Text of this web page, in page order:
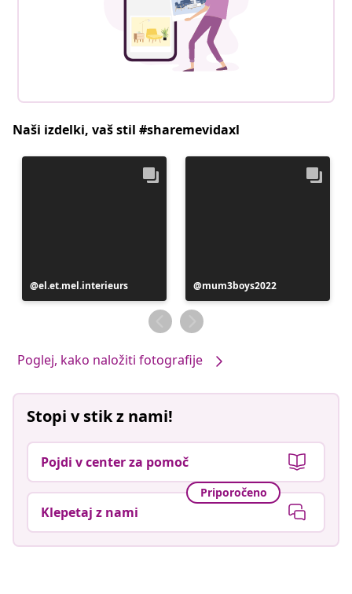
Naši izdelki, vaš stil #sharemevidaxl
Objavo
je
el.et.mel.interieurs
Objavo
je
objavil
mum3boys2022
Poglej, kako naložiti fotografije
Stopi v stik z nami!
Pojdi v center za pomoč
Priporočeno
Klepetaj z nami